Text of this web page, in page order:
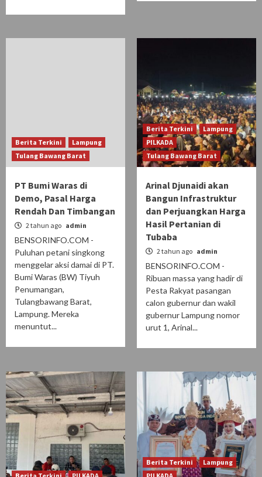
Berita Terkini
Lampung
Tulang Bawang Barat
PT Bumi Waras di
Demo, Pasal Harga
Rendah Dan Timbangan
2 tahun ago admin
BENSORINFO.COM -
Puluhan petani singkong
menggelar aksi damai di PT.
Bumi Waras (BW) Tiyuh
Penumangan,
Tulangbawang Barat,
Lampung. Mereka
menuntut...
Berita Terkini
Lampung
PILKADA
Tulang Bawang Barat
Arinal Djunaidi akan
Bangun Infrastruktur
dan Perjuangkan Harga
Hasil Pertanian di
Tubaba
2 tahun ago admin
BENSORINFO.COM -
Ribuan massa yang hadir di
Pesta Rakyat pasangan
calon gubernur dan wakil
gubernur Lampung nomor
urut 1, Arinal...
Berita Terkini
Lampung